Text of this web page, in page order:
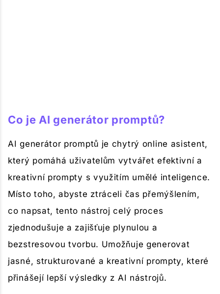
Co je AI generátor promptů?
AI generátor promptů je chytrý online asistent,
který pomáhá uživatelům vytvářet efektivní a
kreativní prompty s využitím umělé inteligence.
Místo toho, abyste ztráceli čas přemýšlením,
co napsat, tento nástroj celý proces
zjednodušuje a zajišťuje plynulou a
bezstresovou tvorbu. Umožňuje generovat
jasné, strukturované a kreativní prompty, které
přinášejí lepší výsledky z AI nástrojů.